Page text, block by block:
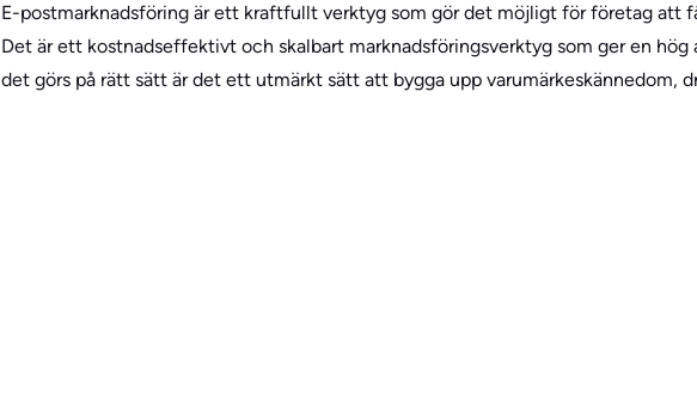
E-postmarknadsföring är ett kraftfullt verktyg som gör det möjligt för företag att
Det är ett kostnadseffektivt och skalbart marknadsföringsverktyg som ger en hög
det görs på rätt sätt är det ett utmärkt sätt att bygga upp varumärkeskännedom,